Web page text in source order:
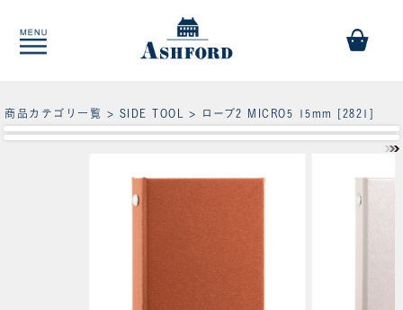
商品カテゴリ一覧 > SIDE TOOL > ローブ2 MICRO5 15mm [2821]